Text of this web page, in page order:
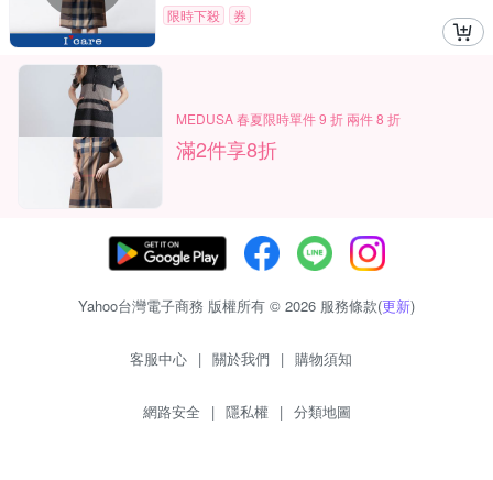
限時下殺 券
MEDUSA 春夏限時單件 9 折 兩件 8 折
滿2件享8折
Yahoo台灣電子商務 版權所有 © 2026 服務條款(更新)
客服中心 | 關於我們 | 購物須知
網路安全 | 隱私權 | 分類地圖